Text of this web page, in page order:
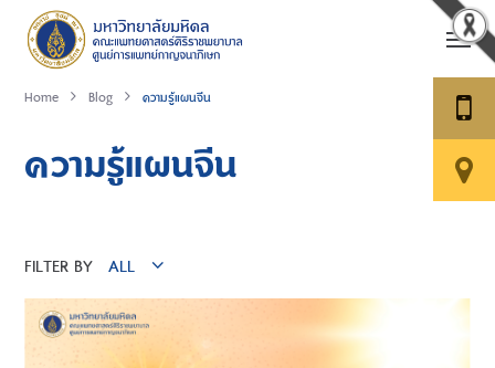
Home Blog ความรู้แผนจีน
ความรู้แผนจีน
FILTER BY ALL